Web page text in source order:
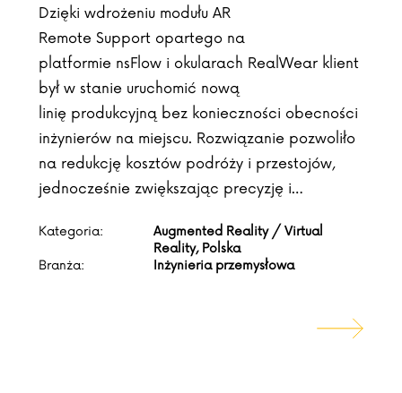
Dzięki wdrożeniu modułu AR
Remote Support opartego na
platformie nsFlow i okularach RealWear klient
był w stanie uruchomić nową
linię produkcyjną bez konieczności obecności
inżynierów na miejscu. Rozwiązanie pozwoliło
na redukcję kosztów podróży i przestojów,
jednocześnie zwiększając precyzję i…
Kategoria:
Augmented Reality / Virtual
Reality, Polska
Branża:
Inżynieria przemysłowa